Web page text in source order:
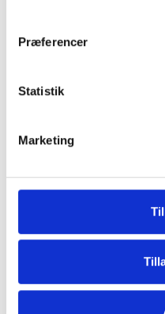
Præferencer
Statistik
Marketing2021-05-12
pdf / 163 kB